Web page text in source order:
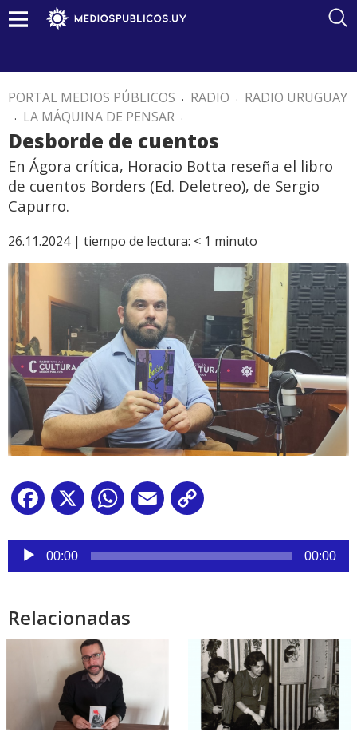
PORTAL MEDIOS PÚBLICOS . RADIO . RADIO URUGUAY
. LA MÁQUINA DE PENSAR .
Desborde de cuentos
En Ágora crítica, Horacio Botta reseña el libro
de cuentos Borders (Ed. Deletreo), de Sergio
Capurro.
26.11.2024 | tiempo de lectura: < 1 minuto
Facebook
X WhatsApp
Email
Reproductor
audio
00:00 00:00
Relacionadas